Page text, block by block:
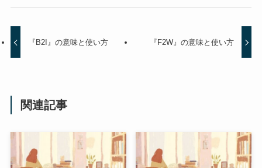
『B2I』の意味と使い方 『F2W』の意味と使い方
関連記事